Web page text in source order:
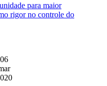
para maior
rigor no controle do
06